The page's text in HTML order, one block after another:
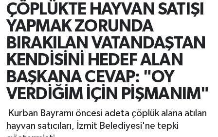
ÇÖPLÜKTE HAYVAN SATIŞI
YAPMAK ZORUNDA
BIRAKILAN VATANDAŞTAN
KENDİSİNİ HEDEF ALAN
BAŞKANA CEVAP: "OY
VERDİĞİM İÇİN PİŞMANIM"
Kurban Bayramı öncesi adeta çöplük alana atılan
hayvan satıcıları, İzmit Belediyesi'ne tepki